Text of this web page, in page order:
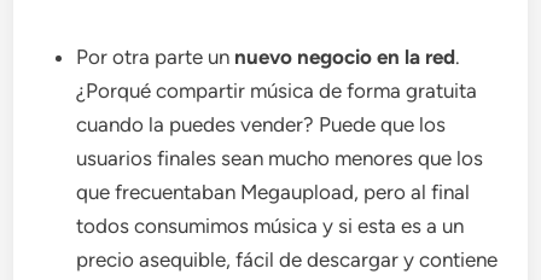
Por otra parte un nuevo negocio en la red.
¿Porqué compartir música de forma gratuita
cuando la puedes vender? Puede que los
usuarios finales sean mucho menores que los
que frecuentaban Megaupload, pero al final
todos consumimos música y si esta es a un
precio asequible, fácil de descargar y contiene